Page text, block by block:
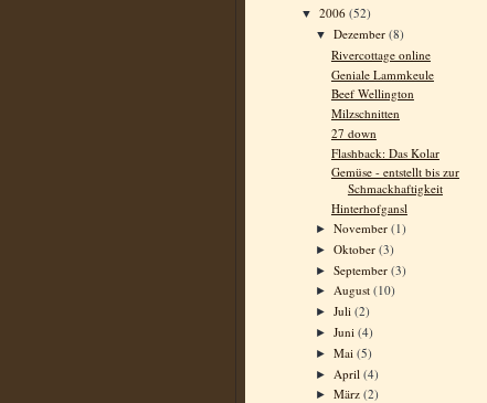
▼ 2006 (52)
▼Dezember(8)
Rivercottage online
Geniale Lammkeule
Beef Wellington
Milzschnitten
27 down
Flashback: Das Kolar
Gemüse - entstellt bis zur
Schmackhaftigkeit
Hinterhofgansl
►November(1)
►Oktober(3)
►September(3)
► August(10)
►Juli(2)
►Juni(4)
►Mai(5)
► April(4)
►März(2)